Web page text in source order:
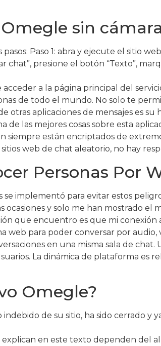
sin
pasos: Paso 1: abra y ejecute el
chat”, presione el botón “Texto”,
a la página principal del
de todo el mundo. No solo te
otras aplicaciones de mensajes es
de las mejores cosas sobre esta
siempre están encriptados de
web de chat aleatorio, no hay
Personas Por
se implementó para evitar estos
ocasiones y solo me han mostrado el
que encuentro es que mi
web para poder conversar por
en una misma sala de
La dinámica de plataforma es
Omegle?
de su sitio, ha sido cerrado y
explican en este texto dependen del